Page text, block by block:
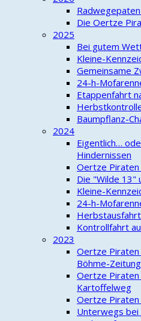
Die Oertze
2025
Bei gutem
Kleine-
Gemeinsame
24-h-
Etappenfahrt
Baumpflanz-
2024
Eigentlich…
Hindernissen
Oertze Piraten
Die "Wilde 13"
Kleine-
24-h-
Kontrollfahrt
2023
Oertze
Böhme-Zeitung
Oertze
Kartoffelweg
Oertze Piraten
Unterwegs bei